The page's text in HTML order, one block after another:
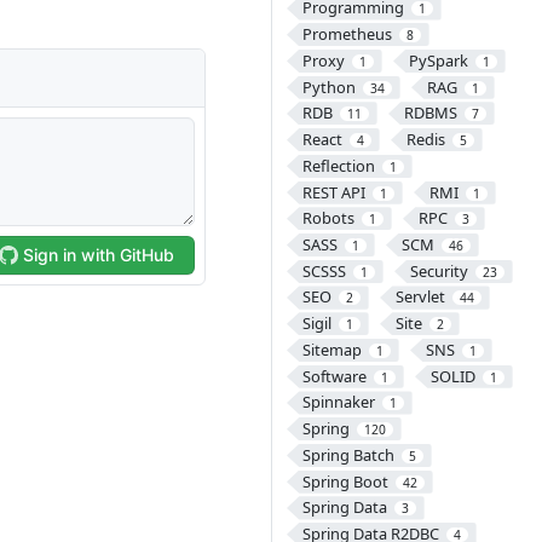
Programming 1
Prometheus 8
Proxy 1 PySpark 1
Python 34 RAG 1
RDB 11 RDBMS 7
React 4 Redis 5
Reflection 1
REST API 1 RMI 1
Robots 1 RPC 3
SASS 1 SCM 46
SCSSS 1 Security 23
SEO 2 Servlet 44
Sigil 1 Site 2
Sitemap 1 SNS 1
Software 1 SOLID 1
Spinnaker 1
Spring 120
Spring Batch 5
Spring Boot 42
Spring Data 3
Spring Data R2DBC 4